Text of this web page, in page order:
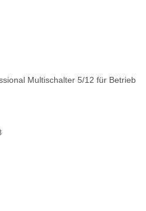
Multischalter 5/12 für Betrieb